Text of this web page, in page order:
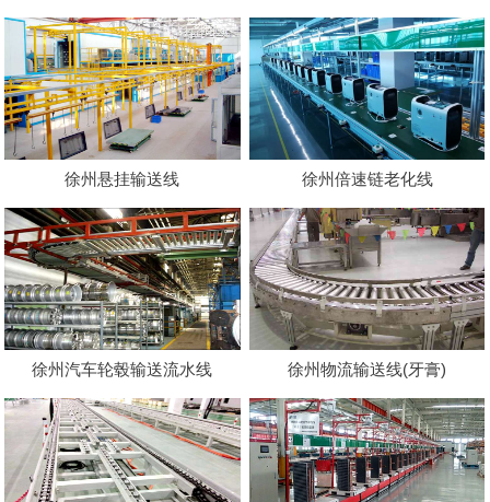
徐州悬挂输送线 徐州倍速链老化线
徐州汽车轮毂输送流水线 徐州物流输送线(牙膏)